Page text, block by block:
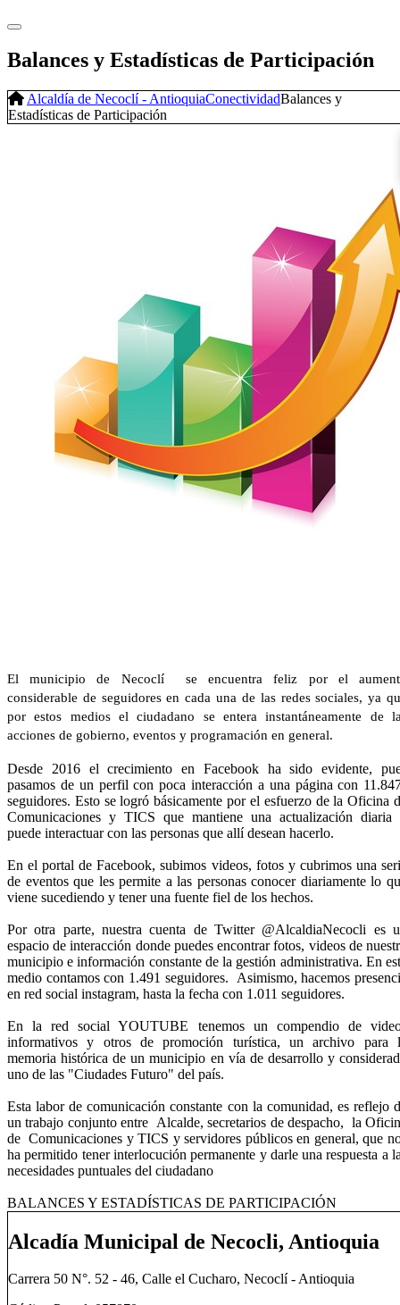
Balances y Estadísticas de Participación
Alcaldía de Necoclí - AntioquiaConectividadBalances y
Estadísticas de Participación
El municipio de Necoc​lí se encuentra feliz por el
considerable de seguidores en cada una de las redes sociales, ya
por estos medios el ciudadano se entera instantáneamente de
acciones de gobierno, eventos y programación en general.
Desde 2016 el crecimiento en Facebook ha sido evidente,
pasamos de un perfil con poca interacción a una​​ página con
seguidores. Esto se logró básicamente por el esfuerzo de la Oficina
Comunicaciones y TICS que mantiene una actualización diaria
puede interactuar con las personas que allí desean hacerlo.
En el portal de Facebook, subimos videos, fotos y cubrimos una
de eventos que les permite a las personas conocer diariamente lo
viene sucediendo y tener una fuente fiel de los hechos.
Por otra parte, nuestra cuenta de Twitter @AlcaldiaNecocli​ es
espacio de interacción donde puedes encontrar fotos, videos de
municipio e información constante de la gestión administrativa. En
medio contamos con ​1.491 seguidores.​​ Asimismo, hacemos
en red social instagram, hasta la fecha con 1.011 seguidores.
En la red social YOUTUBE tenemos un compendio de
informativos y otros de promoción turística, un archivo para
memoria histórica de un municipio en vía de desarrollo y
uno de las "Ciudades Futuro" del país.
Esta labor de comunicación constante con la comunidad, es reflejo
un trabajo conjunto entre Alcalde, secretarios de despacho, la
de Comunicaciones y TICS y servidores públicos en general, que
ha permitido tener interlocución permanente y darle una respuesta a
necesidades puntuales del ciudadano
​​BALANCES Y ESTADÍSTICAS DE PARTICIPACIÓN
Alcadía Municipal de Necocli, Antioquia
Carrera 50 N°. 52 - 46, Calle el Cucharo, Necoclí - Antioquia